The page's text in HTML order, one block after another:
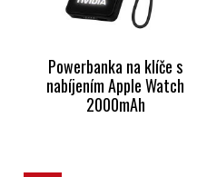
Powerbanka na klíče s
nabíjením Apple Watch
2000mAh